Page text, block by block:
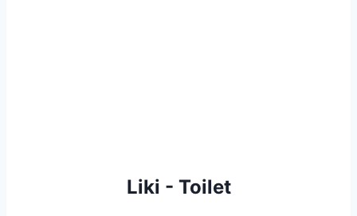
Liki - Toilet